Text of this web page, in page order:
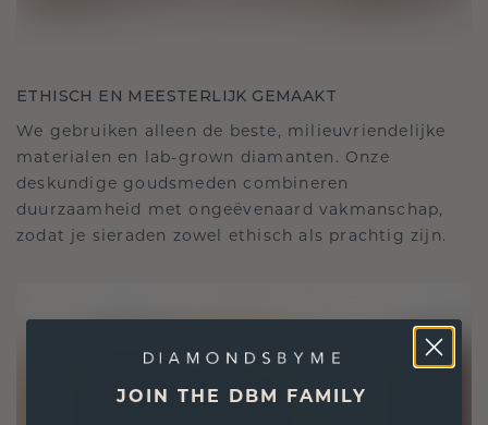
ETHISCH EN MEESTERLIJK GEMAAKT
We gebruiken alleen de beste, milieuvriendelijke
materialen en lab-grown diamanten. Onze
deskundige goudsmeden combineren
duurzaamheid met ongeëvenaard vakmanschap,
zodat je sieraden zowel ethisch als prachtig zijn.
JOIN THE DBM FAMILY